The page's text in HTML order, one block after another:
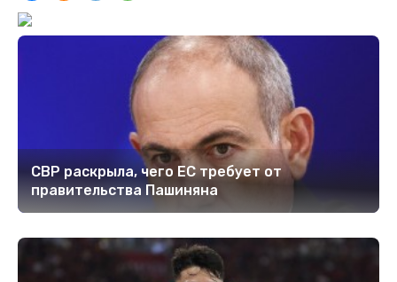
СВР раскрыла, чего ЕС требует от
правительства Пашиняна